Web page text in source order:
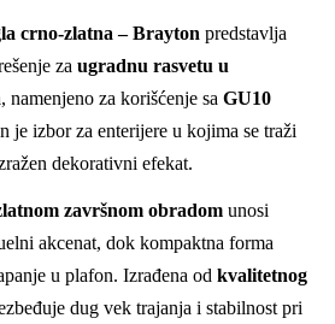
crno-zlatna – Brayton predstavlja
za ugradnu rasvetu u
, namenjeno za korišćenje sa GU10
je izbor za enterijere u kojima se traži
dekorativni efekat.
završnom obradom unosi
akcenat, dok kompaktna forma
u plafon. Izrađena od kvalitetnog
dug vek trajanja i stabilnost pri